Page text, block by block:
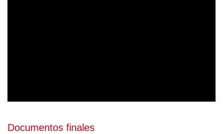
Documentos finales